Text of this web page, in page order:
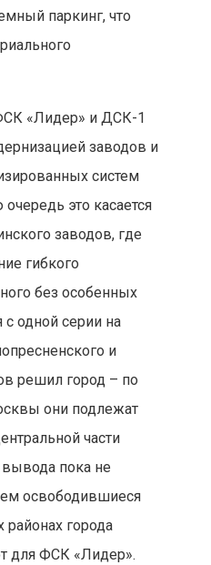
паркинг, что
«Лидер» и ДСК-1
заводов и
систем
это касается
заводов, где
гибкого
без особенных
с одной серии на
и
решил город – по
они подлежат
части
пока не
освободившиеся
районах города
для ФСК «Лидер».